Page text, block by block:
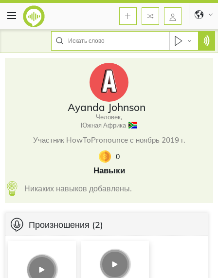
Ayanda Johnson
Человек,
Южная Африка
Участник HowToPronounce с ноябрь 2019 г.
0
Навыки
Никаких навыков добавлены.
Произношения (2)